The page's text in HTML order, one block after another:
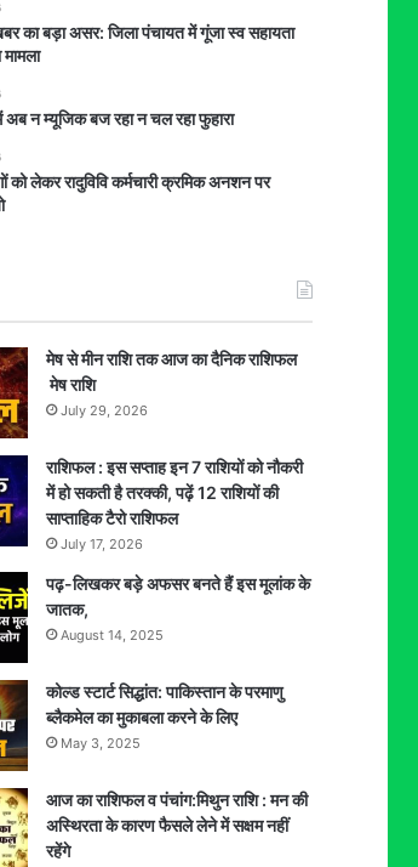
का बड़ा असर: जिला पंचायत में गूंजा स्व सहायता
अब न म्यूजिक बज रहा न चल रहा फुहारा
को लेकर रादुविवि कर्मचारी क्रमिक अनशन पर
मेष से मीन राशि तक आज का दैनिक राशिफल
मेष राशि
July 29, 2026
राशिफल : इस सप्ताह इन 7 राशियों को नौकरी
में हो सकती है तरक्की, पढ़ें 12 राशियों की
साप्ताहिक टैरो राशिफल
July 17, 2026
पढ़-लिखकर बड़े अफसर बनते हैं इस मूलांक के
जातक,
August 14, 2025
कोल्ड स्टार्ट सिद्धांत: पाकिस्तान के परमाणु
ब्लैकमेल का मुकाबला करने के लिए
May 3, 2025
आज का राशिफल व पंचांग:मिथुन राशि : मन की
अस्थिरता के कारण फैसले लेने में सक्षम नहीं
रहेंगे